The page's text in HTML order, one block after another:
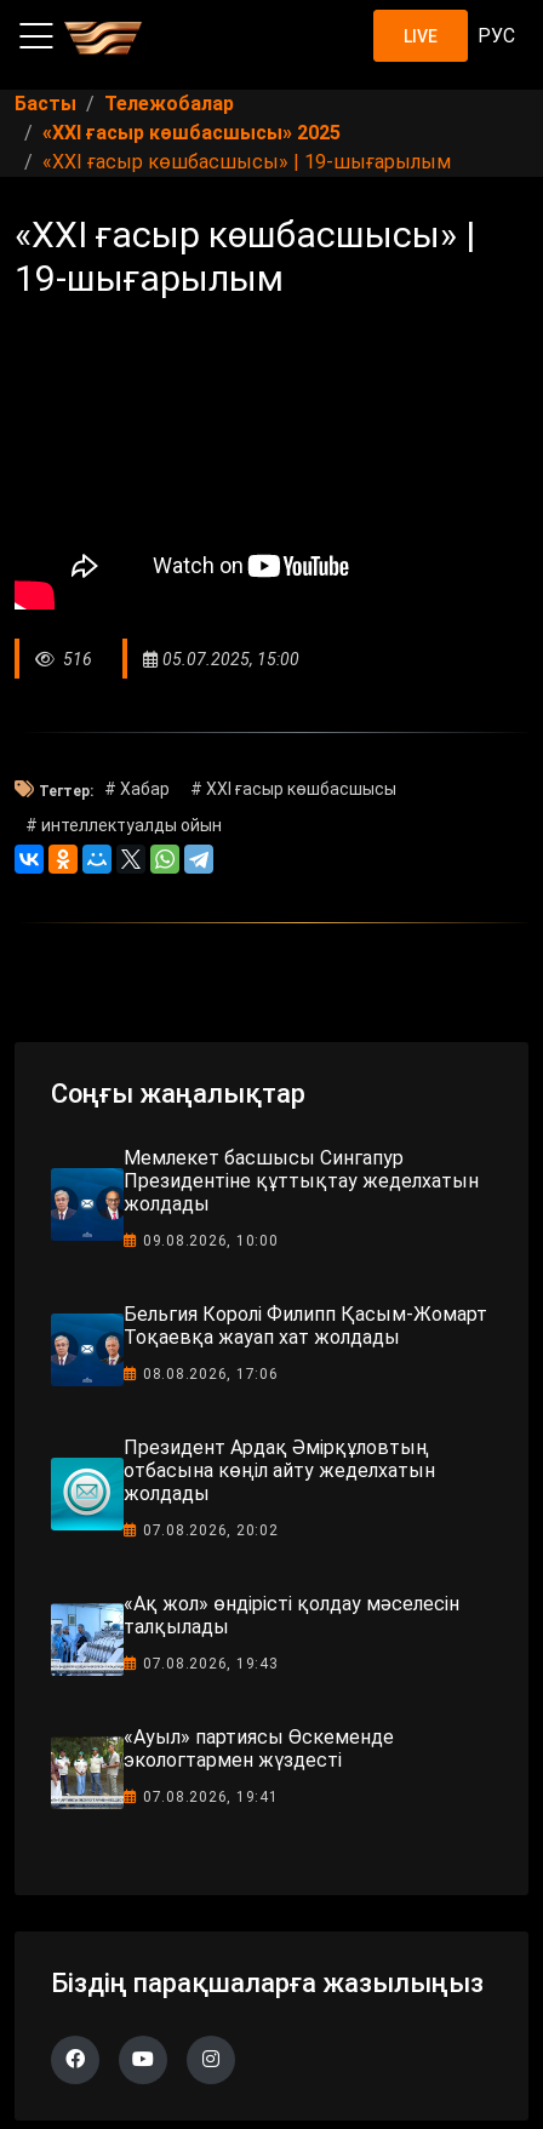
LIVE РУС
Басты
Тележобалар
«XXI ғасыр көшбасшысы» 2025
«XXI ғасыр көшбасшысы» | 19-шығарылым
«XXI ғасыр көшбасшысы» |
19-шығарылым
516 05.07.2025, 15:00
Тегтер: # Хабар
# XXI ғасыр көшбасшысы
# интеллектуалды ойын
Соңғы жаңалықтар
Мемлекет басшысы Сингапур
Президентіне құттықтау жеделхатын
жолдады
09.08.2026, 10:00
Бельгия Королі Филипп Қасым-Жомарт
Тоқаевқа жауап хат жолдады
08.08.2026, 17:06
Президент Ардақ Әмірқұловтың
отбасына көңіл айту жеделхатын
жолдады
07.08.2026, 20:02
«Ақ жол» өндірісті қолдау мәселесін
талқылады
07.08.2026, 19:43
«Ауыл» партиясы Өскеменде
экологтармен жүздесті
07.08.2026, 19:41
Біздің парақшаларға жазылыңыз